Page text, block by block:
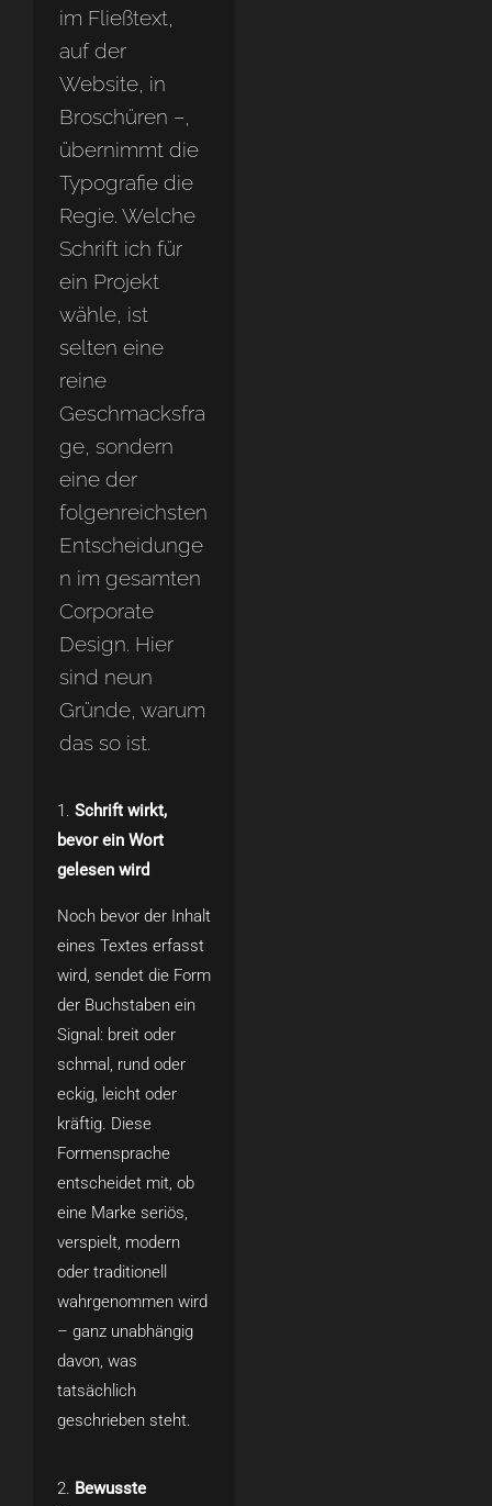
im Fließtext,
auf der
Website, in
Broschüren –,
übernimmt die
Typografie die
Regie. Welche
Schrift ich für
ein Projekt
wähle, ist
selten eine
reine
Geschmacksfra
ge, sondern
eine der
folgenreichsten
Entscheidunge
n im gesamten
Corporate
Design. Hier
sind neun
Gründe, warum
das so ist.
Schrift wirkt,
bevor ein Wort
gelesen wird
Noch bevor der Inhalt
eines Textes erfasst
wird, sendet die Form
der Buchstaben ein
Signal: breit oder
schmal, rund oder
eckig, leicht oder
kräftig. Diese
Formensprache
entscheidet mit, ob
eine Marke seriös,
verspielt, modern
oder traditionell
wahrgenommen wird
– ganz unabhängig
davon, was
tatsächlich
geschrieben steht.
Bewusste